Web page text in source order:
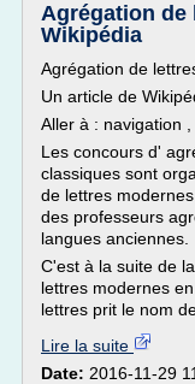
Agrégation
Wikipédia
Agrégation de
Un article de
Aller à : navigation
Les concours d'
classiques sont
de lettres
des professeurs
langues anciennes.
C'est à la suite de
lettres modernes
lettres prit le nom
Lire la suite
Date: 2016-11-29